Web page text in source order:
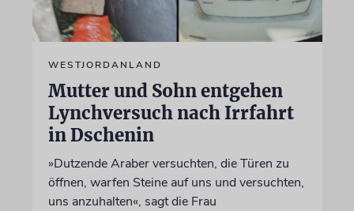
WESTJORDANLAND
Mutter und Sohn entgehen
Lynchversuch nach Irrfahrt
in Dschenin
»Dutzende Araber versuchten, die Türen zu
öffnen, warfen Steine auf uns und versuchten,
uns anzuhalten«, sagt die Frau